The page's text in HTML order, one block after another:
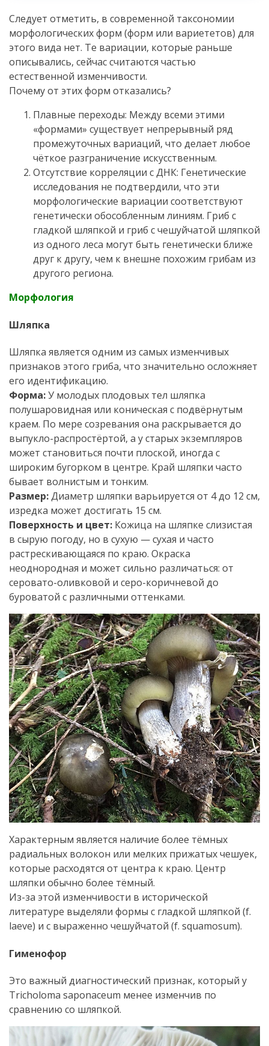
Следует отметить, в современной таксономии
морфологических форм (форм или вариететов) для
этого вида нет. Те вариации, которые раньше
описывались, сейчас считаются частью
естественной изменчивости.
Почему от этих форм отказались?
Плавные переходы: Между всеми этими
«формами» существует непрерывный ряд
промежуточных вариаций, что делает любое
чёткое разграничение искусственным.
Отсутствие корреляции с ДНК: Генетические
исследования не подтвердили, что эти
морфологические вариации соответствуют
генетически обособленным линиям. Гриб с
гладкой шляпкой и гриб с чешуйчатой шляпкой
из одного леса могут быть генетически ближе
друг к другу, чем к внешне похожим грибам из
другого региона.
Морфология
Шляпка
Шляпка является одним из самых изменчивых
признаков этого гриба, что значительно осложняет
его идентификацию.
Форма:У молодых плодовых тел шляпка
полушаровидная или коническая с подвёрнутым
краем. По мере созревания она раскрывается до
выпукло-распростёртой, а у старых экземпляров
может становиться почти плоской, иногда с
широким бугорком в центре. Край шляпки часто
бывает волнистым и тонким.
Размер:Диаметр шляпки варьируется от 4 до 12 см,
изредка может достигать 15 см.
Поверхность и цвет: Кожица на шляпке слизистая
в сырую погоду, но в сухую — сухая и часто
растрескивающаяся по краю. Окраска
неоднородная и может сильно различаться: от
серовато-оливковой и серо-коричневой до
буроватой с различными оттенками.
Характерным является наличие более тёмных
радиальных волокон или мелких прижатых чешуек,
которые расходятся от центра к краю. Центр
шляпки обычно более тёмный.
Из-за этой изменчивости в исторической
литературе выделяли формы с гладкой шляпкой (f.
laeve) и с выраженно чешуйчатой (f. squamosum).
Гименофор
Это важный диагностический признак, который у
Tricholoma saponaceum менее изменчив по
сравнению со шляпкой.